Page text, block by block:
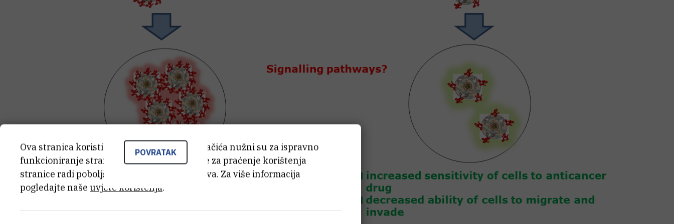
POVRATAK
Ova stranica koristi kolačiće. Neki od tih kolačića nužni su za ispravno
funkcioniranje stranice, dok se drugi koriste za praćenje korištenja
stranice radi poboljšanja korisničkog iskustva. Za više informacija
pogledajte naše uvjete korištenja.